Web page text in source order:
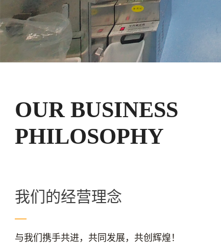
OUR BUSINESS
PHILOSOPHY
我们的经营理念
与我们携手共进，共同发展，共创辉煌！